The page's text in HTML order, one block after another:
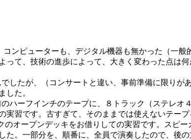
ンピューターも、デジタル機器も無かった（一般
て、技術の進歩によって、大きく変わった点は何
したが、（コンサートと違い、事前準備に限りが
した。
のハーフインチのテープに、８トラック（ステレオ
実習です。古すぎて、そのままでは使えないテープ
のオープンデッキをお借りしての実習です。スピー
た。一部分を、順番に、全員で演奏したので、後